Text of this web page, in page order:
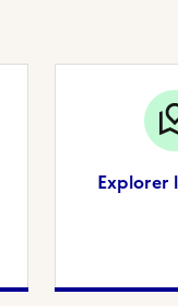
Explorer